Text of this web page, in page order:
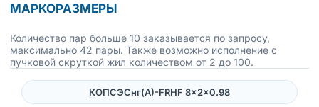
МАРКОРАЗМЕРЫ
Количество пар больше 10 заказывается по запросу,
максимально 42 пары. Также возможно исполнение с
пучковой скруткой жил количеством от 2 до 100.
КОПСЭСнг(А)-FRHF 8×2×0.98